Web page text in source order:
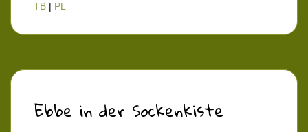
TB | PL
Ebbe in der Sockenkiste